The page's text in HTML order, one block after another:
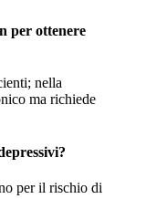
per ottenere
nella
ma richiede
per il rischio di